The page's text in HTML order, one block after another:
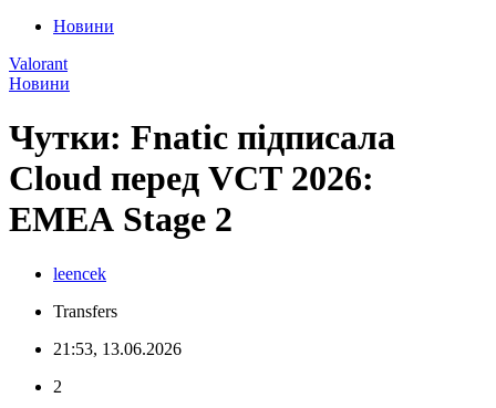
Новини
Valorant
Новини
Чутки: Fnatic підписала
Cloud перед VCT 2026:
EMEA Stage 2
leencek
Transfers
21:53, 13.06.2026
2